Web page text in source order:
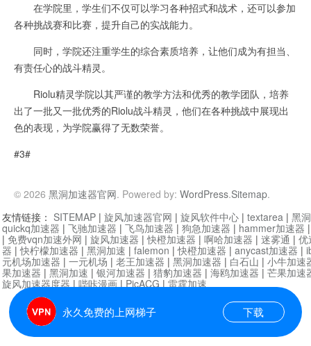
在学院里，学生们不仅可以学习各种招式和战术，还可以参加
各种挑战赛和比赛，提升自己的实战能力。
同时，学院还注重学生的综合素质培养，让他们成为有担当、
有责任心的战斗精灵。
Riolu精灵学院以其严谨的教学方法和优秀的教学团队，培养
出了一批又一批优秀的Riolu战斗精灵，他们在各种挑战中展现出
色的表现，为学院赢得了无数荣誉。
#3#
© 2026 黑洞加速器官网. Powered by: WordPress.Sitemap.
永久免费的上网梯子 下载
友情链接： SITEMAP | 旋风加速器官网 | 旋风软件中心 | textarea | 黑
quickq加速器 | 飞驰加速器 | 飞鸟加速器 | 狗急加速器 | hammer加速器
| 免费vqn加速外网 | 旋风加速器 |快橙加速器 | 啊哈加速器 | 迷雾通 | 优
器 |快柠檬加速器 | 黑洞加速 | falemon |快橙加速器 | anycast加速器 |
元机场加速器 | 一元机场 | 老王加速器 | 黑洞加速器 | 白石山 | 小牛加速
果加速器 | 黑洞加速 | 银河加速器 | 猎豹加速器 | 海鸥加速器 | 芒果加速
旋风加速器度器|哔咔漫画|PicACG|雷霆加速